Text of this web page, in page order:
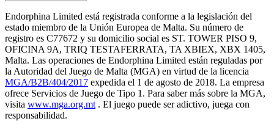
Endorphina Limited está registrada conforme a la legislación del
estado miembro de la Unión Europea de Malta. Su número de
registro es C77672 y su domicilio social es ST. TOWER PISO 9,
OFICINA 9A, TRIQ TESTAFERRATA, TA XBIEX, XBX 1405,
Malta. Las operaciones de Endorphina Limited están reguladas por
la Autoridad del Juego de Malta (MGA) en virtud de la licencia
MGA/B2B/404/2017 expedida el 1 de agosto de 2018. La empresa
ofrece Servicios de Juego de Tipo 1. Para saber más sobre la MGA,
visita www.mga.org.mt . El juego puede ser adictivo, juega con
responsabilidad.